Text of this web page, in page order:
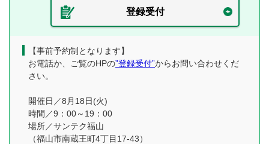
登録受付
【事前予約制となります】
お電話か、ご覧のHPの”登録受付”からお問い合わせくだ
さい。
開催日／8月18日(火)
時間／9：00～19：00
場所／サンテク福山
（福山市南蔵王町4丁目17-43）